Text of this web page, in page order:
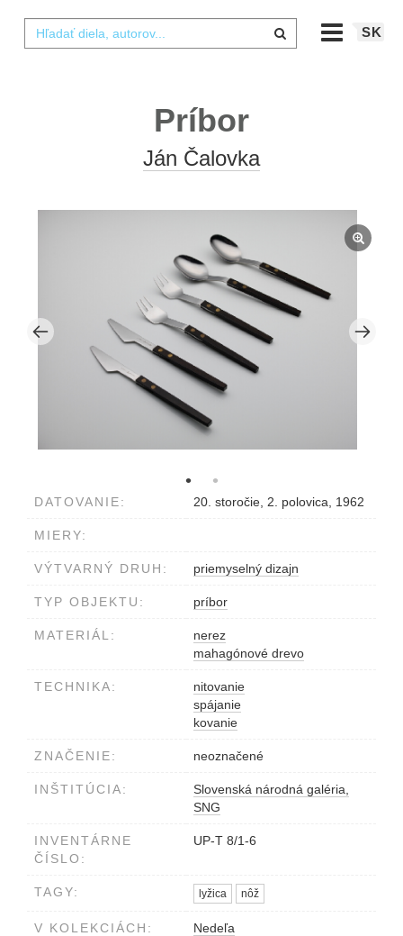
SK
Príbor
Ján Čalovka
DATOVANIE: 20. storočie, 2. polovica, 1962
MIERY:
VÝTVARNÝ DRUH: priemyselný dizajn
TYP OBJEKTU: príbor
MATERIÁL:
nerez
mahagónové drevo
TECHNIKA:
nitovanie
spájanie
kovanie
ZNAČENIE: neoznačené
INŠTITÚCIA:
Slovenská národná galéria,
SNG
INVENTÁRNE
ČÍSLO:
UP-T 8/1-6
TAGY: lyžica nôž
V KOLEKCIÁCH: Nedeľa